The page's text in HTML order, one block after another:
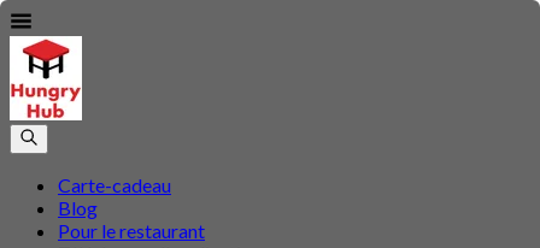
Carte-cadeau
Blog
Pour le restaurant